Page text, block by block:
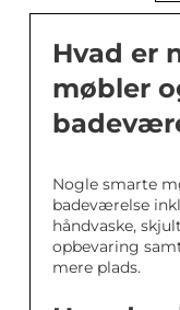
Hvad er
møbler
Nogle smarte
badeværelse
håndvaske,
opbevaring
mere plads.